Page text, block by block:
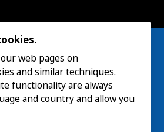
web pages on
and similar techniques.
functionality are always
and country and allow you